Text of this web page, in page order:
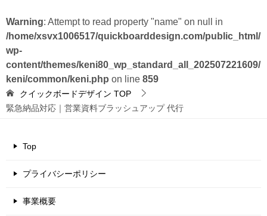
Warning: Attempt to read property "name" on null in
/home/xsvx1006517/quickboarddesign.com/public_html/
wp-
content/themes/keni80_wp_standard_all_202507221609/
keni/common/keni.php on line 859
クイックボードデザイン TOP
緊急納品対応｜営業資料ブラッシュアップ 代行
Top
プライバシーポリシー
事業概要